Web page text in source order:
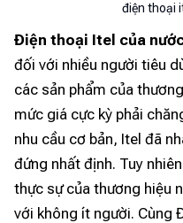
điện thoại
Điện thoại Itel của
đối với nhiều người tiêu
các sản phẩm của
mức giá cực kỳ phải
nhu cầu cơ bản, Itel đã
đứng nhất định. Tuy
thực sự của thương hiệu
với không ít người. Cùng